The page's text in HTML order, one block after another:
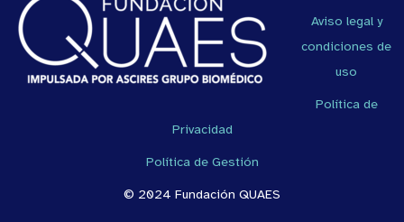
Aviso legal y
condiciones de
uso
Política de
Privacidad
Política de Gestión
© 2024 Fundación QUAES